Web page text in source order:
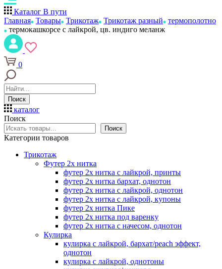
Каталог В пути
Главная Товары Трикотаж Трикотаж разный
термополотно
термокашкорсе с лайкрой, цв. индиго меланж
0
Поиск
каталог
Поиск
Поиск
Категории товаров
Трикотаж
Футер 2х нитка
футер 2х нитка с лайкрой, принты
футер 2х нитка бархат, однотон
футер 2х нитка с лайкрой, однотон
футер 2х нитка с лайкрой, купоны
футер 2х нитка Пике
футер 2х нитка под варенку
футер 2х нитка с начесом, однотон
Кулирка
кулирка с лайкрой, бархат/peach эффект,
однотон
кулирка с лайкрой, однотоны